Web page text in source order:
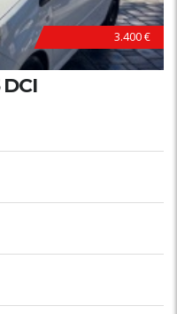
3.400 €